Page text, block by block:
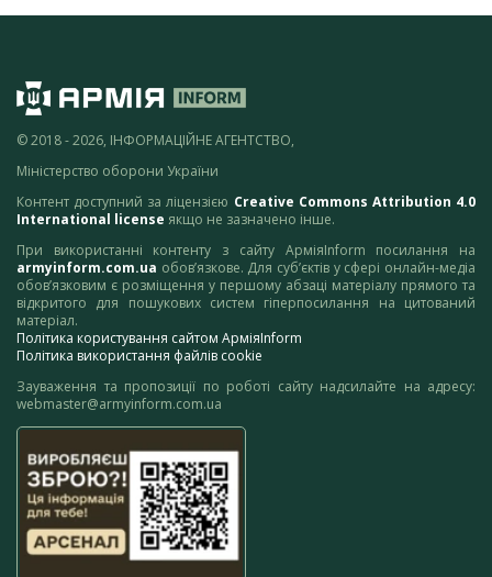
© 2018 - 2026, ІНФОРМАЦІЙНЕ АГЕНТСТВО,
Міністерство оборони України
Контент доступний за ліцензією Creative Commons Attribution 4.0
International license якщо не зазначено інше.
При використанні контенту з сайту АрміяInform посилання на
armyinform.com.ua обов’язкове. Для суб’єктів у сфері онлайн-медіа
обов’язковим є розміщення у першому абзаці матеріалу прямого та
відкритого для пошукових систем гіперпосилання на цитований
матеріал.
Політика користування сайтом АрміяInform
Політика використання файлів cookie
Зауваження та пропозиції по роботі сайту надсилайте на адресу:
webmaster@armyinform.com.ua